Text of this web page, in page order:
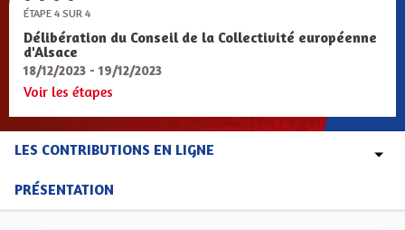
ÉTAPE 4 SUR 4
Délibération du Conseil de la Collectivité européenne
d'Alsace
18/12/2023 - 19/12/2023
Voir les étapes
LES CONTRIBUTIONS EN LIGNE
PRÉSENTATION